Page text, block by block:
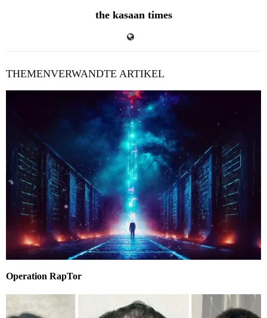
the kasaan times
THEMENVERWANDTE ARTIKEL
Operation RapTor